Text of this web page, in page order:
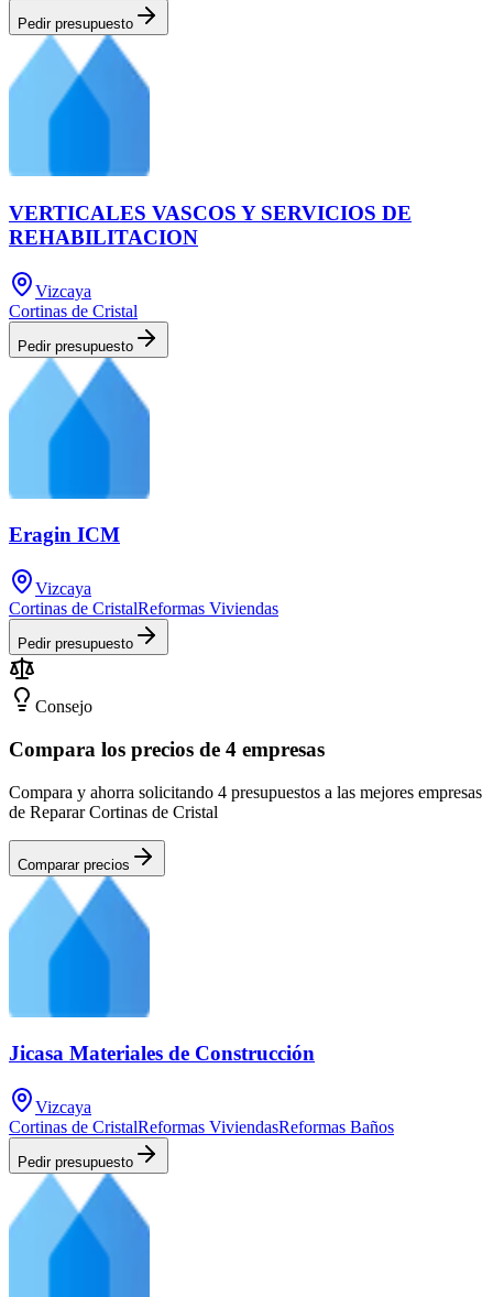
Pedir presupuesto
VERTICALES VASCOS Y SERVICIOS DE
REHABILITACION
Vizcaya
Cortinas de Cristal
Pedir presupuesto
Eragin ICM
Vizcaya
Cortinas de CristalReformas Viviendas
Pedir presupuesto
Consejo
Compara los precios de 4 empresas
Compara y ahorra solicitando 4 presupuestos a las mejores empresas
de Reparar Cortinas de Cristal
Comparar precios
Jicasa Materiales de Construcción
Vizcaya
Cortinas de CristalReformas ViviendasReformas Baños
Pedir presupuesto